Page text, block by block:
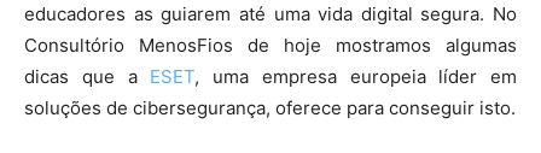
educadores as guiarem até uma vida digital segura. No
Consultório MenosFios de hoje mostramos algumas
dicas que a ESET, uma empresa europeia líder em
soluções de cibersegurança, oferece para conseguir isto.